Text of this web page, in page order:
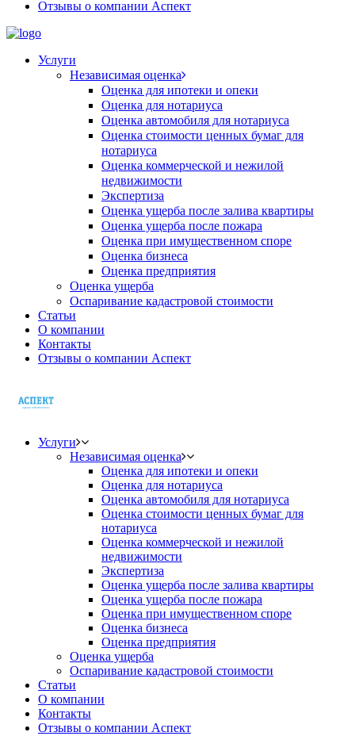
Отзывы о компании Аспект
Услуги
Независимая оценка
Оценка для ипотеки и опеки
Оценка для нотариуса
Оценка автомобиля для нотариуса
Оценка стоимости ценных бумаг для
нотариуса
Оценка коммерческой и нежилой
недвижимости
Экспертиза
Оценка ущерба после залива квартиры
Оценка ущерба после пожара
Оценка при имущественном споре
Оценка бизнеса
Оценка предприятия
Оценка ущерба
Оспаривание кадастровой стоимости
Статьи
О компании
Контакты
Отзывы о компании Аспект
Услуги
Независимая оценка
Оценка для ипотеки и опеки
Оценка для нотариуса
Оценка автомобиля для нотариуса
Оценка стоимости ценных бумаг для
нотариуса
Оценка коммерческой и нежилой
недвижимости
Экспертиза
Оценка ущерба после залива квартиры
Оценка ущерба после пожара
Оценка при имущественном споре
Оценка бизнеса
Оценка предприятия
Оценка ущерба
Оспаривание кадастровой стоимости
Статьи
О компании
Контакты
Отзывы о компании Аспект